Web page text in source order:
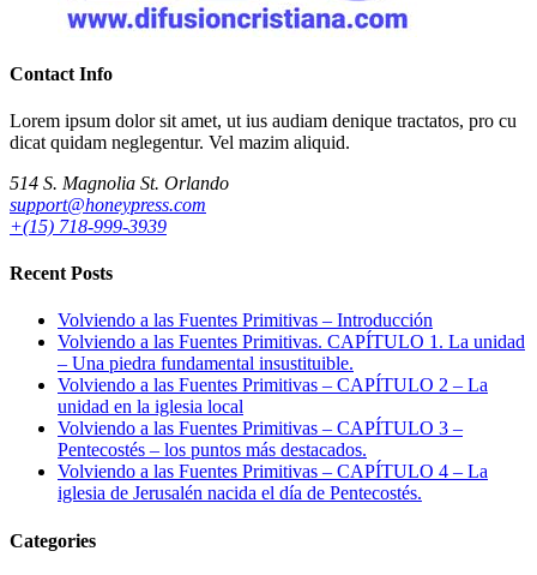
Contact Info
Lorem ipsum dolor sit amet, ut ius audiam denique tractatos, pro cu
dicat quidam neglegentur. Vel mazim aliquid.
514 S. Magnolia St. Orlando
support@honeypress.com
+(15) 718-999-3939
Recent Posts
Volviendo a las Fuentes Primitivas – Introducción
Volviendo a las Fuentes Primitivas. CAPÍTULO 1. La unidad
– Una piedra fundamental insustituible.
Volviendo a las Fuentes Primitivas – CAPÍTULO 2 – La
unidad en la iglesia local
Volviendo a las Fuentes Primitivas – CAPÍTULO 3 –
Pentecostés – los puntos más destacados.
Volviendo a las Fuentes Primitivas – CAPÍTULO 4 – La
iglesia de Jerusalén nacida el día de Pentecostés.
Categories